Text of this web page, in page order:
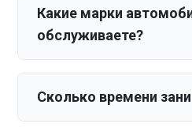
Какие марки
обслуживаете?
Сколько времени